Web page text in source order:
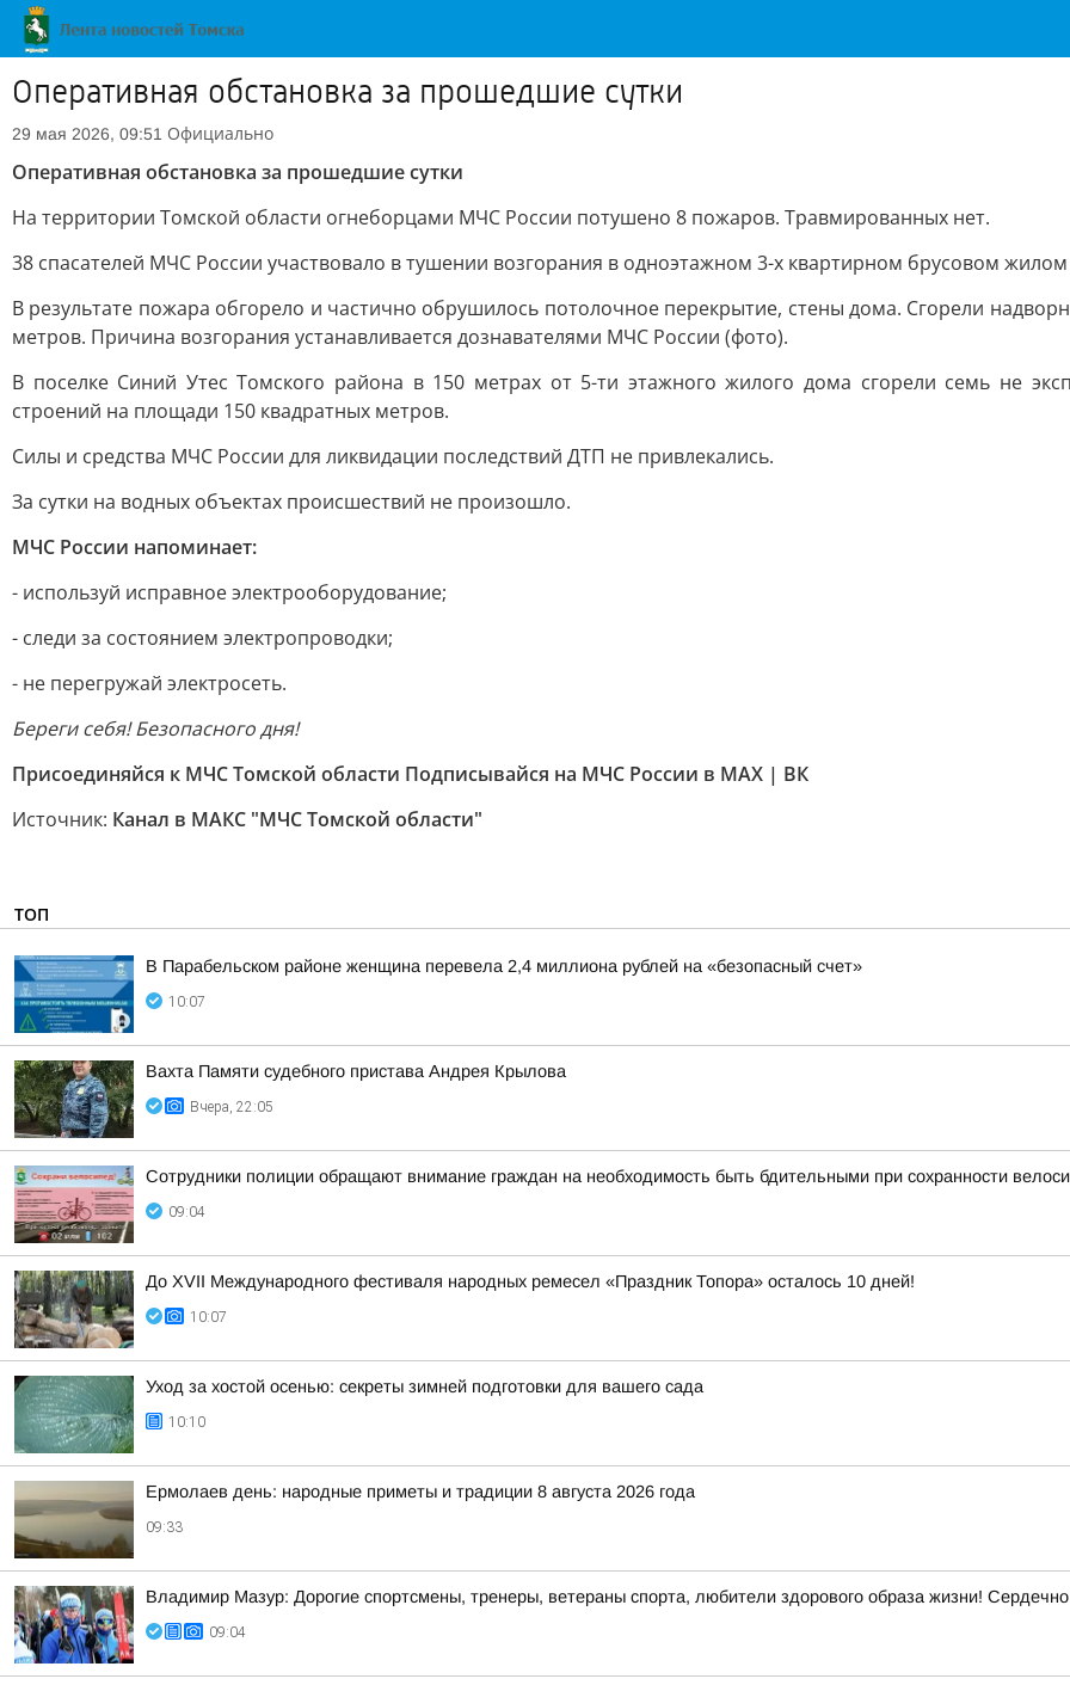
Оперативная обстановка за прошедшие сутки
29 мая 2026, 09:51 Официально
Оперативная обстановка за прошедшие сутки
На территории Томской области огнеборцами МЧС России потушено 8 пожаров. Травмированных нет.
38 спасателей МЧС России участвовало в тушении возгорания в одноэтажном 3-х квартирном брусовом
В результате пожара обгорело и частично обрушилось потолочное перекрытие, стены дома. Сгорели
метров. Причина возгорания устанавливается дознавателями МЧС России (фото).
В поселке Синий Утес Томского района в 150 метрах от 5-ти этажного жилого дома сгорели семь не
строений на площади 150 квадратных метров.
Силы и средства МЧС России для ликвидации последствий ДТП не привлекались.
За сутки на водных объектах происшествий не произошло.
МЧС России напоминает:
- используй исправное электрооборудование;
- следи за состоянием электропроводки;
- не перегружай электросеть.
Береги себя! Безопасного дня!
Присоединяйся к МЧС Томской области Подписывайся на МЧС России в MAX | ВК
Источник: Канал в МАКС "МЧС Томской области"
ТОП
В Парабельском районе женщина перевела 2,4 миллиона рублей на «безопасный счет»
10:07
Вахта Памяти судебного пристава Андрея Крылова
Вчера, 22:05
Сотрудники полиции обращают внимание граждан на необходимость быть бдительными при сохранности
09:04
До XVII Международного фестиваля народных ремесел «Праздник Топора» осталось 10 дней!
10:07
Уход за хостой осенью: секреты зимней подготовки для вашего сада
10:10
Ермолаев день: народные приметы и традиции 8 августа 2026 года
09:33
Владимир Мазур: Дорогие спортсмены, тренеры, ветераны спорта, любители здорового образа жизни!
09:04